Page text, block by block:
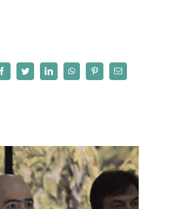
FacebookTwitterLinkedInWhatsAppPinterestCorreo
electrónico